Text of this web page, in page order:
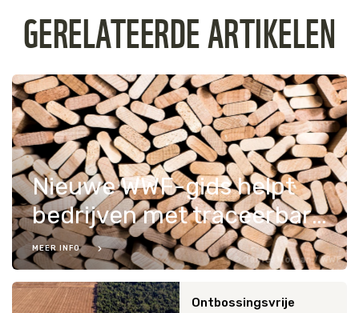
GERELATEERDE ARTIKELEN
James Morgan / WWF
Nieuwe WWF-gids helpt
bedrijven met traceerbare ketens
MEER INFO
Ontbossingsvrije